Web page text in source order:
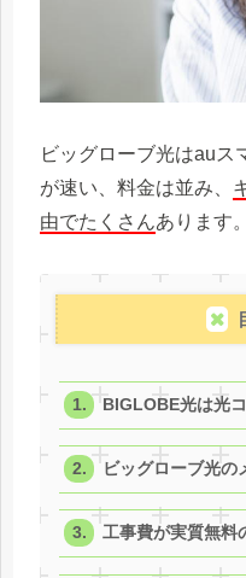
ビッグローブ光はauス
が速い、料金は並み、
由でたくさんあります。
BIGLOBE光は光
ビッグローブ光の
工事費が実質無料